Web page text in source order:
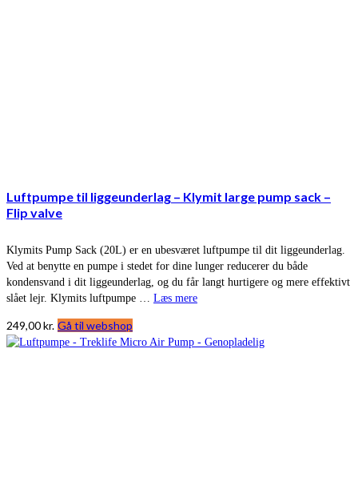
Luftpumpe til liggeunderlag – Klymit large pump sack –
Flip valve
Klymits Pump Sack (20L) er en ubesværet luftpumpe til dit liggeunderlag.
Ved at benytte en pumpe i stedet for dine lunger reducerer du både
kondensvand i dit liggeunderlag, og du får langt hurtigere og mere effektivt
slået lejr. Klymits luftpumpe … Læs mere
249,00kr. Gå til webshop